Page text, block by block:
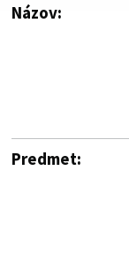
Názov:
Predmet: